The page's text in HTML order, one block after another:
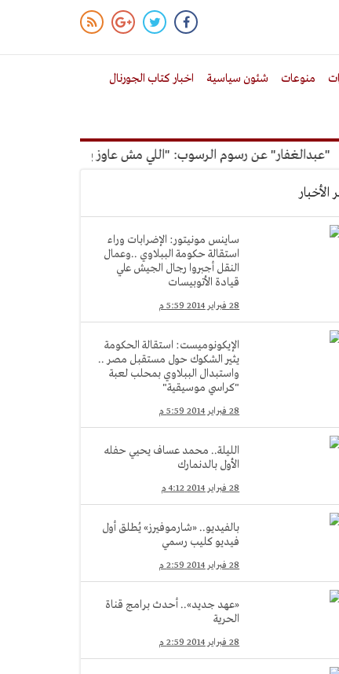
منوعات شئون سياسية اخبار كتاب الجورنال
عن رسوم الرسوب: "اللي مش عاوز يتعلم ملوش مجانية"
الأخبار
ساينس مونيتور: الإضرابات وراء
استقالة حكومة الببلاوي ..وعمال
النقل أجبروا رجال الجيش علي
قيادة الأتوبيسات
28 فبراير 2014 5:59 م
الإيكونوميست: استقالة الحكومة
يثير الشكوك حول مستقبل مصر ..
واستبدال الببلاوي بمحلب لعبة
"كراسي موسيقية"
28 فبراير 2014 5:59 م
الليلة.. محمد عساف يحيي حفله
الأول بالدنمارك
28 فبراير 2014 4:12 م
بالفيديو.. «شارموفيرز» يُطلق أول
فيديو كليب رسمي
28 فبراير 2014 2:59 م
«عهد جديد».. أحدث برامج قناة
الحرية
28 فبراير 2014 2:59 م